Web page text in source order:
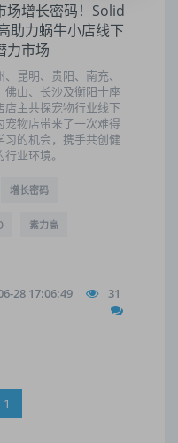
场增长密码！Solid
助力蜗牛小店线下
力市场
昆明、贵阳、南充、
佛山、长沙及衡阳十座
店主共探宠物行业线下
宠物店带来了一次难得
习的机会，携手共创健
业环境。
增长密码
素力高
28 17:06:49 31
1